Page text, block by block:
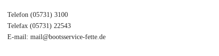
Telefon (05731) 3100
Telefax (05731) 22543
E-mail: mail@bootsservice-fette.de